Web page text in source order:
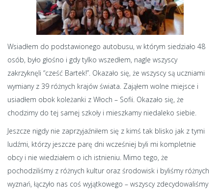
Wsiadłem do podstawionego autobusu, w którym siedziało 48
osób, było głośno i gdy tylko wszedłem, nagle wszyscy
zakrzyknęli “cześć Bartek!”. Okazało się, że wszyscy są uczniami
wymiany z 39 różnych krajów świata. Zająłem wolne miejsce i
usiadłem obok koleżanki z Włoch – Sofii. Okazało się, że
chodzimy do tej samej szkoły i mieszkamy niedaleko siebie.
Jeszcze nigdy nie zaprzyjaźniłem się z kimś tak blisko jak z tymi
ludźmi, którzy jeszcze parę dni wcześniej byli mi kompletnie
obcy i nie wiedziałem o ich istnieniu. Mimo tego, że
pochodziliśmy z różnych kultur oraz środowisk i byliśmy różnych
wyznań, łączyło nas coś wyjątkowego – wszyscy zdecydowaliśmy